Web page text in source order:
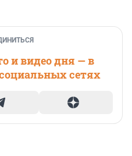
и видео дня — в
сетях